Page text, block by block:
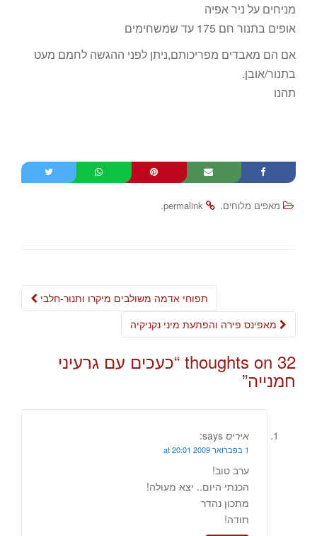
מניחים על ניר אפיה
אופים בתנור חם 175 עד שמשחימים
אם הם מאבדים מפריכותם,ניתן לפני ההגשה לחמם מעט
בתנור/אובן.
תהנו
מאפים מלוחים.
permalink
.
Post
תפוחי אדמה משולבים מיקרו ותנור-חלבי
32 thoughts on “ כעכים עם גרעיני
חמנייה”
איריס says:
1 בפברואר 2009 at 20:01
ערב טוב!
הכנתי היום.. יצא מעולה!
מתכון נהדר
תודה!